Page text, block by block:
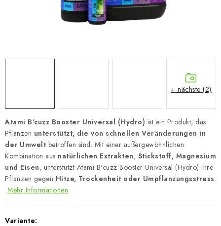
Atami B'cuzz Booster Universal (Hydro) ist ein Produkt, das
Pflanzen unterstützt, die von schnellen Veränderungen in
der Umwelt betroffen sind. Mit einer außergewöhnlichen
Kombination aus natürlichen Extrakten, Stickstoff, Magnesium
und Eisen, unterstützt Atami B'cuzz Booster Universal (Hydro) Ihre
Pflanzen gegen Hitze, Trockenheit oder Umpflanzungsstress.
Mehr Informationen
Variante:
+ nächste (2)